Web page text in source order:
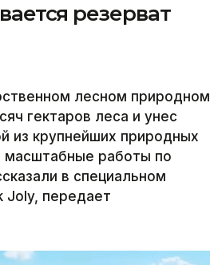
резерват
лесном природном
гектаров леса и унес
из крупнейших природных
масштабные работы по
в специальном
Joly, передает